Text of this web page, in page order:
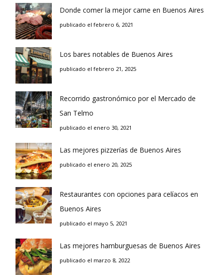
Donde comer la mejor carne en Buenos Aires
publicado el febrero 6, 2021
Los bares notables de Buenos Aires
publicado el febrero 21, 2025
Recorrido gastronómico por el Mercado de
San Telmo
publicado el enero 30, 2021
Las mejores pizzerías de Buenos Aires
publicado el enero 20, 2025
Restaurantes con opciones para celíacos en
Buenos Aires
publicado el mayo 5, 2021
Las mejores hamburguesas de Buenos Aires
publicado el marzo 8, 2022